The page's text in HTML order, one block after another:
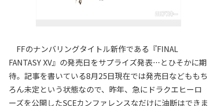
FFのナンバリングタイトル新作である『FINAL
FANTASY XV』の発売日をサプライズ発表…とひそかに期
待。記事を書いている8月25日現在では発売日などももち
ろん未定という状態なので、昨年、急にドラクエヒーロ
ーズを公開したSCEカンファレンスなだけに油断はできま